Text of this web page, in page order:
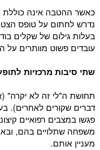
כאשר ההטבה אינה כוללת
נדרש לחתום על טופס
בעלות גילום של שקלים
עובדים פשוט מוותרים על
שתי סיבות מרכזיות
תחושת ה"לי זה לא
דברים שקורים לאחרים).
פגשו במצבים רפואיים
משפחה שתלויים בהם,
מעניין אותם.